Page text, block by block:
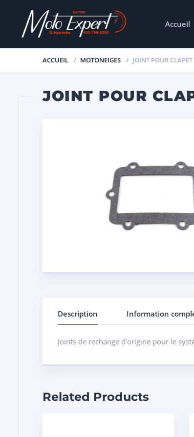
Accueil
ACCUEIL MOTONEIGES JOINT POUR
JOINT POUR
Description Information
Joints de rechange d’origine pour le
Related Products